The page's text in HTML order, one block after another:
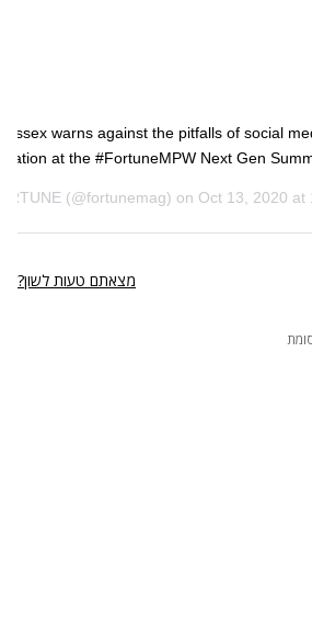
warns against the pitfalls of social
at the #FortuneMPW Next Gen
(@fortunemag) on Oct 13, 2020 at
מצאתם טעות לשון?